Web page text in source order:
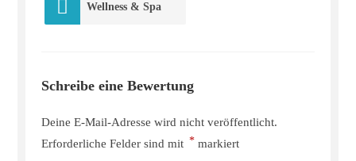
Wellness & Spa
Schreibe eine Bewertung
Deine E-Mail-Adresse wird nicht veröffentlicht.
Erforderliche Felder sind mit * markiert